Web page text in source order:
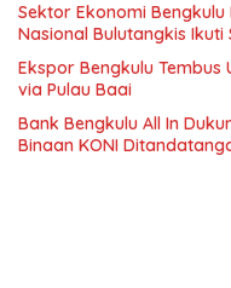
Sektor Ekonomi
Nasional Bulutangkis Ikuti
Ekspor Bengkulu Tembus
via Pulau Baai
Bank Bengkulu All In
Binaan KONI